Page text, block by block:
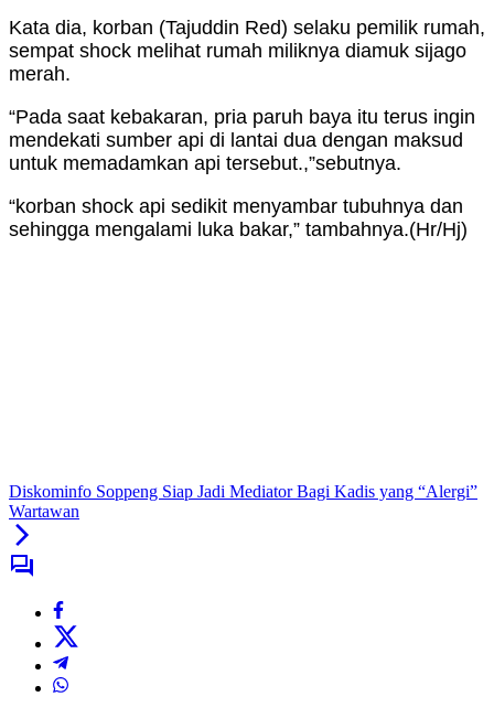
Kata dia, korban (Tajuddin Red) selaku pemilik rumah,
sempat shock melihat rumah miliknya diamuk sijago
merah.
“Pada saat kebakaran, pria paruh baya itu terus ingin
mendekati sumber api di lantai dua dengan maksud
untuk memadamkan api tersebut.,”sebutnya.
“korban shock api sedikit menyambar tubuhnya dan
sehingga mengalami luka bakar,” tambahnya.(Hr/Hj)
Diskominfo Soppeng Siap Jadi Mediator Bagi Kadis yang “Alergi”
Wartawan